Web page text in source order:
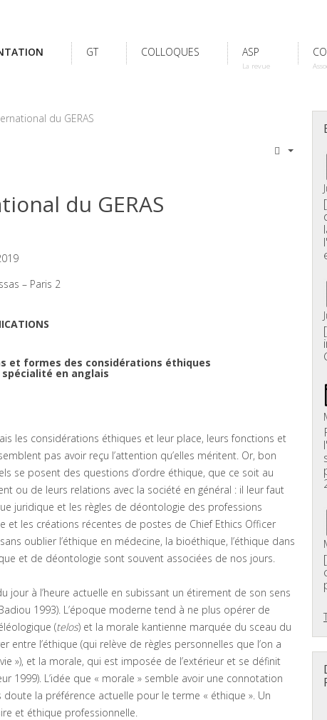
GT COLLOQUES ASP
La revue
du GERAS
du GERAS
– Paris 2
et formes des considérations éthiques
en anglais
les considérations éthiques et leur place, leurs fonctions et
pas avoir reçu l’attention qu’elles méritent. Or, bon
se posent des questions d’ordre éthique, que ce soit au
ou de leurs relations avec la société en général : il leur faut
juridique et les règles de déontologie des professions
et les créations récentes de postes de Chief Ethics Officer
oublier l’éthique en médecine, la bioéthique, l’éthique dans
et de déontologie sont souvent associées de nos jours.
à l’heure actuelle en subissant un étirement de son sens
1993). L’époque moderne tend à ne plus opérer de
(telos) et la morale kantienne marquée du sceau du
l’éthique (qui relève de règles personnelles que l’on a
»), et la morale, qui est imposée de l’extérieur et se définit
1999). L’idée que « morale » semble avoir une connotation
la préférence actuelle pour le terme « éthique ». Un
et éthique professionnelle.